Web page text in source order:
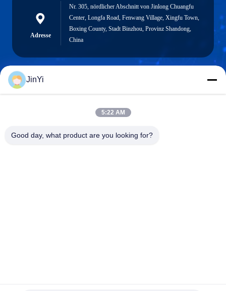
Adresse
Nr. 305, nördlicher Abschnitt von Jinlong Chuangfu
Center, Longfa Road, Fenwang Village, Xingfu Town,
Boxing County, Stadt Binzhou, Provinz Shandong,
China
chenshasha1867@gmail.com
JinYi
5:22 AM
Good day, what product are you looking for?